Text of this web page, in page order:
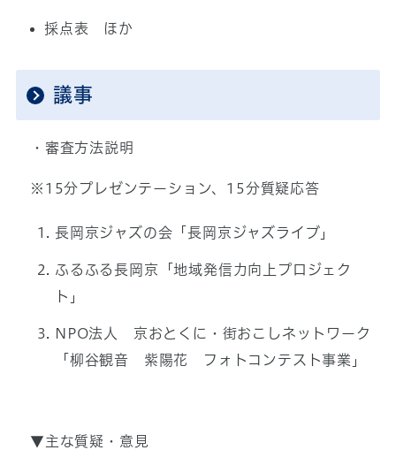
採点表 ほか
議事
・審査方法説明
※15分プレゼンテーション、15分質疑応答
長岡京ジャズの会「長岡京ジャズライブ」
ふるふる長岡京「地域発信力向上プロジェク
ト」
NPO法人 京おとくに・街おこしネットワーク
「柳谷観音 紫陽花 フォトコンテスト事業」
▼主な質疑・意見